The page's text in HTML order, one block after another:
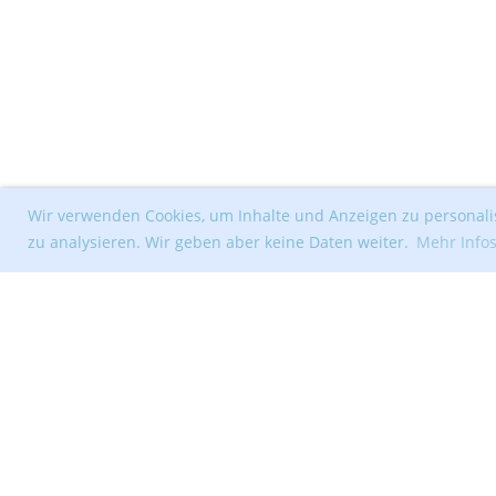
Wir verwenden Cookies, um Inhalte und Anzeigen zu
zu analysieren. Wir geben aber keine Daten weiter. Mehr Infos